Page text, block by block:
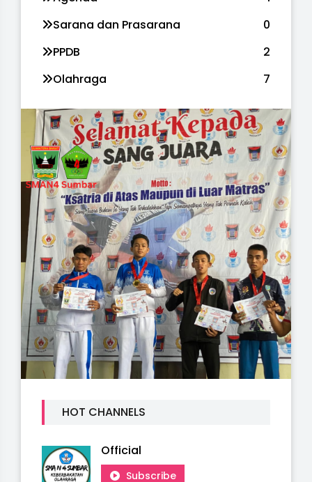
Sarana dan Prasarana
0
PPDB
2
Olahraga
7
HOT CHANNELS
Official
Subscribe